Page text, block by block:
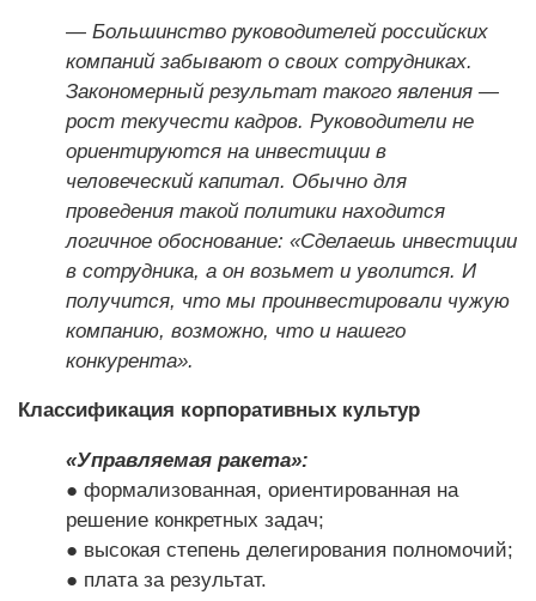
— Большинство руководителей российских
компаний забывают о своих сотрудниках.
Закономерный результат такого явления —
рост текучести кадров. Руководители не
ориентируются на инвестиции в
человеческий капитал. Обычно для
проведения такой политики находится
логичное обоснование: «Сделаешь инвестиции
в сотрудника, а он возьмет и уволится. И
получится, что мы проинвестировали чужую
компанию, возможно, что и нашего
конкурента».
Классификация корпоративных культур
«Управляемая ракета»:
● формализованная, ориентированная на
решение конкретных задач;
● высокая степень делегирования полномочий;
● плата за результат.